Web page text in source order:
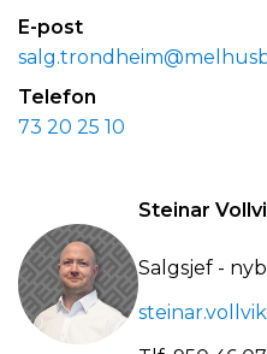
E-post
Telefon
73 20 25 10
Steinar
Salgsjef -